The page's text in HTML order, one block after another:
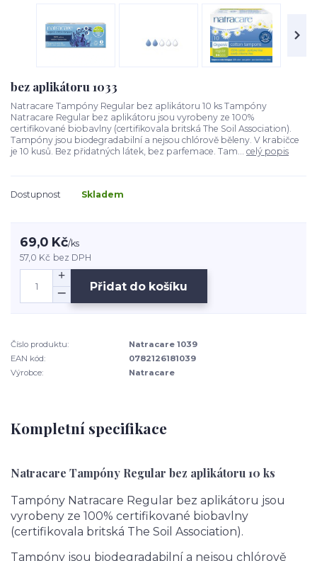
bez aplikátoru 1033
Natracare Tampóny Regular bez aplikátoru 10 ks Tampóny
Natracare Regular bez aplikátoru jsou vyrobeny ze 100%
certifikované biobavlny (certifikovala britská The Soil Association).
Tampóny jsou biodegradabilní a nejsou chlórově běleny. V krabičce
je 10 kusů. Bez přidatných látek, bez parfemace. Tam... celý popis
Dostupnost Skladem
69,0 Kč/ks
57,0 Kč bez DPH
Přidat do košíku
Číslo produktu:
Natracare 1039
EAN kód:
0782126181039
Výrobce:
Natracare
Kompletní specifikace
Natracare Tampóny Regular bez aplikátoru 10 ks
Tampóny Natracare Regular bez aplikátoru jsou
vyrobeny ze 100% certifikované biobavlny
(certifikovala britská The Soil Association).
Tampóny jsou biodegradabilní a nejsou chlórově